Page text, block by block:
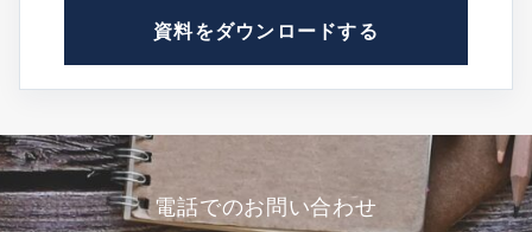
資料をダウンロードする
電話でのお問い合わせ